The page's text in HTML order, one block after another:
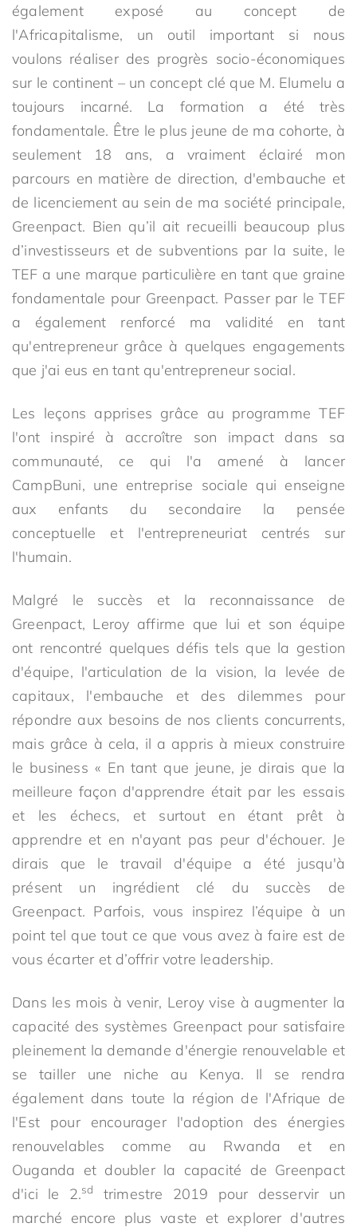
également exposé au concept de
l'Africapitalisme, un outil important si nous
voulons réaliser des progrès socio-économiques
sur le continent – un concept clé que M. Elumelu a
toujours incarné. La formation a été très
fondamentale. Être le plus jeune de ma cohorte, à
seulement 18 ans, a vraiment éclairé mon
parcours en matière de direction, d'embauche et
de licenciement au sein de ma société principale,
Greenpact. Bien qu’il ait recueilli beaucoup plus
d’investisseurs et de subventions par la suite, le
TEF a une marque particulière en tant que graine
fondamentale pour Greenpact. Passer par le TEF
a également renforcé ma validité en tant
qu'entrepreneur grâce à quelques engagements
que j'ai eus en tant qu'entrepreneur social.
Les leçons apprises grâce au programme TEF
l'ont inspiré à accroître son impact dans sa
communauté, ce qui l'a amené à lancer
CampBuni, une entreprise sociale qui enseigne
aux enfants du secondaire la pensée
conceptuelle et l'entrepreneuriat centrés sur
l'humain.
Malgré le succès et la reconnaissance de
Greenpact, Leroy affirme que lui et son équipe
ont rencontré quelques défis tels que la gestion
d'équipe, l'articulation de la vision, la levée de
capitaux, l'embauche et des dilemmes pour
répondre aux besoins de nos clients concurrents,
mais grâce à cela, il a appris à mieux construire
le business « En tant que jeune, je dirais que la
meilleure façon d'apprendre était par les essais
et les échecs, et surtout en étant prêt à
apprendre et en n'ayant pas peur d'échouer. Je
dirais que le travail d'équipe a été jusqu'à
présent un ingrédient clé du succès de
Greenpact. Parfois, vous inspirez l’équipe à un
point tel que tout ce que vous avez à faire est de
vous écarter et d’offrir votre leadership.
Dans les mois à venir, Leroy vise à augmenter la
capacité des systèmes Greenpact pour satisfaire
pleinement la demande d'énergie renouvelable et
se tailler une niche au Kenya. Il se rendra
également dans toute la région de l'Afrique de
l'Est pour encourager l'adoption des énergies
renouvelables comme au Rwanda et en
Ouganda et doubler la capacité de Greenpact
d'ici le 2.sd
trimestre 2019 pour desservir un
marché encore plus vaste et explorer d'autres